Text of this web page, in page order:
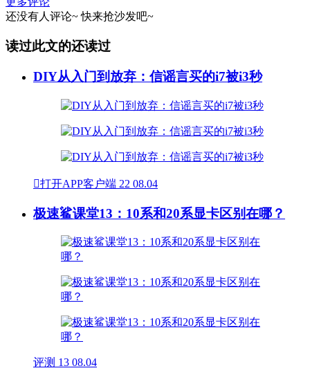
还没有人评论~ 快来抢沙发吧~
读过此文的还读过
DIY从入门到放弃：信谣言买的i7被i3秒
打开APP客户端 22 08.04
极速鲨课堂13：10系和20系显卡区别在哪？
评测 13 08.04